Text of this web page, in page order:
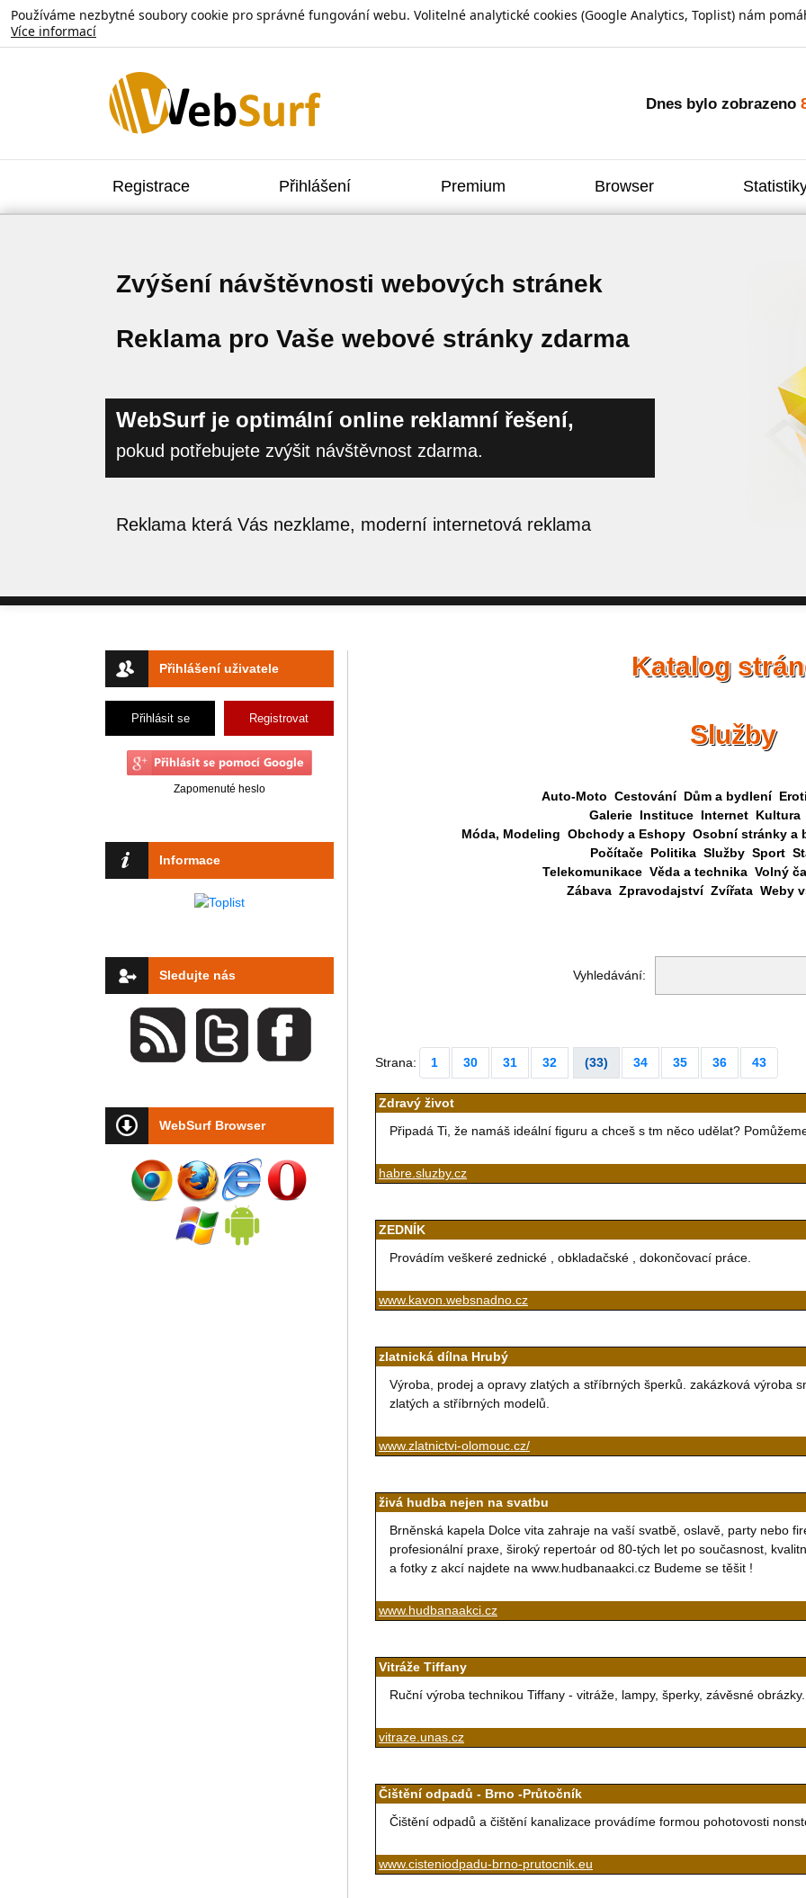
Používáme nezbytné soubory cookie pro správné fungování webu. Volitelné analytické cookies (Google Analytics, Toplist) nám
Více informací
Dnes bylo zobrazeno
Registrace Přihlášení Premium Browser
Zvýšení návštěvnosti webových stránek
Reklama pro Vaše webové stránky zdarma
WebSurf je optimální online reklamní řešení,
pokud potřebujete zvýšit návštěvnost zdarma.
Reklama která Vás nezklame, moderní internetová reklama
Přihlášení uživatele
Přihlásit se Registrovat
Zapomenuté heslo
Informace
Sledujte nás
WebSurf Browser
Katalog
Služby
Auto-Moto Cestování Dům a bydlení
Galerie Instituce Internet Kultura
Móda, Modeling Obchody a Eshopy Osobní stránky a
Počítače Politika Služby Sport
Telekomunikace Věda a technika Volný
Zábava Zpravodajství Zvířata Weby
Vyhledávání:
Strana: 1 30 31 32 (33) 34 35 36 43
Zdravý život
Připadá Ti, že namáš ideální figuru a chceš s tm něco udělat?
habre.sluzby.cz
ZEDNÍK
Provádím veškeré zednické , obkladačské , dokončovací práce.
www.kavon.websnadno.cz
zlatnická dílna Hrubý
Výroba, prodej a opravy zlatých a stříbrných šperků. zakázková výroba
zlatých a stříbrných modelů.
www.zlatnictvi-olomouc.cz/
živá hudba nejen na svatbu
Brněnská kapela Dolce vita zahraje na vaší svatbě, oslavě, party nebo
profesionální praxe, široký repertoár od 80-tých let po současnost,
a fotky z akcí najdete na www.hudbanaakci.cz Budeme se těšit !
www.hudbanaakci.cz
Vitráže Tiffany
Ruční výroba technikou Tiffany - vitráže, lampy, šperky, závěsné obrázky.
vitraze.unas.cz
Čištění odpadů - Brno -Průtočník
Čištění odpadů a čištění kanalizace provádíme formou pohotovosti
www.cisteniodpadu-brno-prutocnik.eu